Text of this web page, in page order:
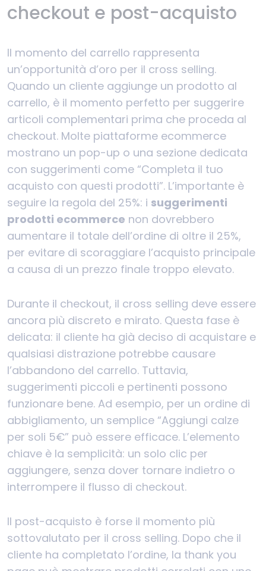
checkout e post-acquisto
Il momento del carrello rappresenta
un’opportunità d’oro per il cross selling.
Quando un cliente aggiunge un prodotto al
carrello, è il momento perfetto per suggerire
articoli complementari prima che proceda al
checkout. Molte piattaforme ecommerce
mostrano un pop-up o una sezione dedicata
con suggerimenti come “Completa il tuo
acquisto con questi prodotti”. L’importante è
seguire la regola del 25%: i suggerimenti
prodotti ecommerce non dovrebbero
aumentare il totale dell’ordine di oltre il 25%,
per evitare di scoraggiare l’acquisto principale
a causa di un prezzo finale troppo elevato.
Durante il checkout, il cross selling deve essere
ancora più discreto e mirato. Questa fase è
delicata: il cliente ha già deciso di acquistare e
qualsiasi distrazione potrebbe causare
l’abbandono del carrello. Tuttavia,
suggerimenti piccoli e pertinenti possono
funzionare bene. Ad esempio, per un ordine di
abbigliamento, un semplice “Aggiungi calze
per soli 5€” può essere efficace. L’elemento
chiave è la semplicità: un solo clic per
aggiungere, senza dover tornare indietro o
interrompere il flusso di checkout.
Il post-acquisto è forse il momento più
sottovalutato per il cross selling. Dopo che il
cliente ha completato l’ordine, la thank you